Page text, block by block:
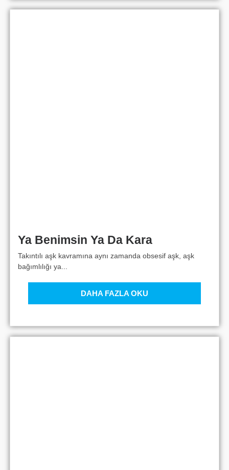
Ya Benimsin Ya Da Kara
Takıntılı aşk kavramına aynı zamanda obsesif aşk, aşk
bağımlılığı ya...
DAHA FAZLA OKU